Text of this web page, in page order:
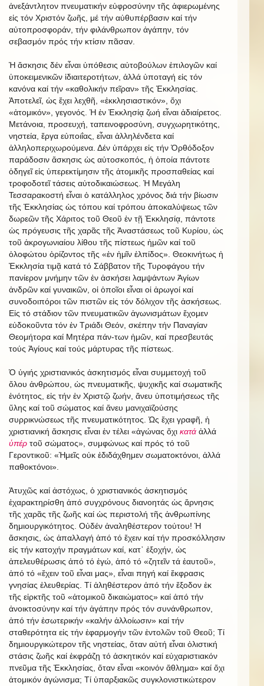
ἀνεξάντλητον πνευματικήν εὐφροσύνην τῆς ἀφιερωμένης
εἰς τόν Χριστόν ζωῆς, μέ τήν αὐθυπέρβασιν καί τήν
αὐτοπροσφοράν, τήν φιλάνθρωπον ἀγάπην, τόν
σεβασμόν πρός τήν κτίσιν πᾶσαν.
Ἡ ἄσκησις δέν εἶναι ὑπόθεσις αὐτοβούλων ἐπιλογῶν καί
ὑποκειμενικῶν ἰδιαιτεροτήτων, ἀλλά ὑποταγή εἰς τόν
κανόνα καί τήν «καθολικήν πεῖραν» τῆς Ἐκκλησίας.
Ἀποτελεῖ, ὡς ἔχει λεχθῆ, «ἐκκλησιαστικόν», ὄχι
«ἀτομικόν», γεγονός. Ἡ ἐν Ἐκκλησίᾳ ζωή εἶναι ἀδιαίρετος.
Μετάνοια, προσευχή, ταπεινοφροσύνη, συγχωρητικότης,
νηστεία, ἔργα εὐποιΐας, εἶναι ἀλληλένδετα καί
ἀλληλοπεριχωρούμενα. Δέν ὑπάρχει εἰς τήν Ὀρθόδοξον
παράδοσιν ἄσκησις ὡς αὐτοσκοπός, ἡ ὁποία πάντοτε
ὁδηγεῖ εἰς ὑπερεκτίμησιν τῆς ἀτομικῆς προσπαθείας καί
τροφοδοτεῖ τάσεις αὐτοδικαιώσεως. Ἡ Μεγάλη
Τεσσαρακοστή εἶναι ὁ κατάλληλος χρόνος διά τήν βίωσιν
τῆς Ἐκκλησίας ὡς τόπου καί τρόπου ἀποκαλύψεως τῶν
δωρεῶν τῆς Χάριτος τοῦ Θεοῦ ἐν τῇ Ἐκκλησίᾳ, πάντοτε
ὡς πρόγευσις τῆς χαρᾶς τῆς Ἀναστάσεως τοῦ Κυρίου, ὡς
τοῦ ἀκρογωνιαίου λίθου τῆς πίστεως ἡμῶν καί τοῦ
ὁλοφώτου ὁρίζοντος τῆς «ἐν ἡμῖν ἐλπίδος». Θεοκινήτως ἡ
Ἐκκλησία τιμᾷ κατά τό Σάββατον τῆς Τυροφάγου τήν
πανίερον μνήμην τῶν ἐν ἀσκήσει λαμψάντων Ἁγίων
ἀνδρῶν καί γυναικῶν, οἱ ὁποῖοι εἶναι οἱ ἀρωγοί καί
συνοδοιπόροι τῶν πιστῶν εἰς τόν δόλιχον τῆς ἀσκήσεως.
Εἰς τό στάδιον τῶν πνευματικῶν ἀγωνισμάτων ἔχομεν
εὐδοκοῦντα τόν ἐν Τριάδι Θεόν, σκέπην τήν Παναγίαν
Θεομήτορα καί Μητέρα πάν-των ἡμῶν, καί πρεσβευτάς
τούς Ἁγίους καί τούς μάρτυρας τῆς πίστεως.
Ὁ ὑγιής χριστιανικός ἀσκητισμός εἶναι συμμετοχή τοῦ
ὅλου ἀνθρώπου, ὡς πνευματικῆς, ψυχικῆς καί σωματικῆς
ἑνότητος, εἰς τήν ἐν Χριστῷ ζωήν, ἄνευ ὑποτιμήσεως τῆς
ὕλης καί τοῦ σώματος καί ἄνευ μανιχαϊζούσης
συρρικνώσεως τῆς πνευματικότητος. Ὡς ἔχει γραφῆ, ἡ
χριστιανική ἄσκησις εἶναι ἐν τέλει «ἀγώνας ὄχι κατά ἀλλά
ὑπέρ τοῦ σώματος», συμφώνως καί πρός τό τοῦ
Γεροντικοῦ: «Ἡμεῖς οὐκ ἐδιδάχθημεν σωματοκτόνοι, ἀλλά
παθοκτόνοι».
Ἀτυχῶς καί ἀστόχως, ὁ χριστιανικός ἀσκητισμός
ἐχαρακτηρίσθη ἀπό συγχρόνους διανοητάς ὡς ἄρνησις
τῆς χαρᾶς τῆς ζωῆς καί ὡς περιστολή τῆς ἀνθρωπίνης
δημιουργικότητος. Οὐδέν ἀναληθέστερον τούτου! Ἡ
ἄσκησις, ὡς ἀπαλλαγή ἀπό τό ἔχειν καί τήν προσκόλλησιν
εἰς τήν κατοχήν πραγμάτων καί, κατ᾿ ἐξοχήν, ὡς
ἀπελευθέρωσις ἀπό τό ἐγώ, ἀπό τό «ζητεῖν τά ἑαυτοῦ»,
ἀπό τό «ἔχειν τοῦ εἶναι μας», εἶναι πηγή καί ἔκφρασις
γνησίας ἐλευθερίας. Τί ἀληθέστερον ἀπό τήν ἔξοδον ἐκ
τῆς εἱρκτῆς τοῦ «ἀτομικοῦ δικαιώματος» καί ἀπό τήν
ἀνοικτοσύνην καί τήν ἀγάπην πρός τόν συνάνθρωπον,
ἀπό τήν ἐσωτερικήν «καλήν ἀλλοίωσιν» καί τήν
σταθερότητα εἰς τήν ἐφαρμογήν τῶν ἐντολῶν τοῦ Θεοῦ; Τί
δημιουργικώτερον τῆς νηστείας, ὅταν αὐτή εἶναι ὁλιστική
στάσις ζωῆς καί ἐκφράζῃ τό ἀσκητικόν καί εὐχαριστιακόν
πνεῦμα τῆς Ἐκκλησίας, ὅταν εἶναι «κοινόν ἄθλημα» καί ὄχι
ἀτομικόν ἀγώνισμα; Τί ὑπαρξιακῶς συγκλονιστικώτερον